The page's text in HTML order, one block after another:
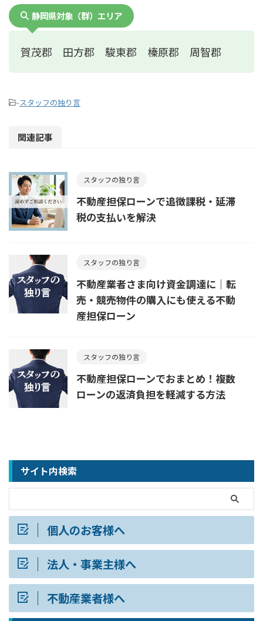
静岡県対象（群）エリア
賀茂郡 田方郡 駿東郡 榛原郡 周智郡
-スタッフの独り言
関連記事
スタッフの独り言
不動産担保ローンで追徴課税・延滞
税の支払いを解決
スタッフの独り言
不動産業者さま向け資金調達に｜転
売・競売物件の購入にも使える不動
産担保ローン
スタッフの独り言
不動産担保ローンでおまとめ！複数
ローンの返済負担を軽減する方法
サイト内検索
個人のお客様へ
法人・事業主様へ
不動産業者様へ